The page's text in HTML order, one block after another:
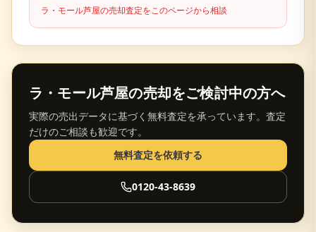
ラ・モール芦屋の売却査定をこのページから相談
ラ・モール芦屋の売却をご検討中の方へ
実際の売出データに基づく無料査定を承っています。査定
だけのご相談も歓迎です。
無料査定を依頼する
0120-43-8639